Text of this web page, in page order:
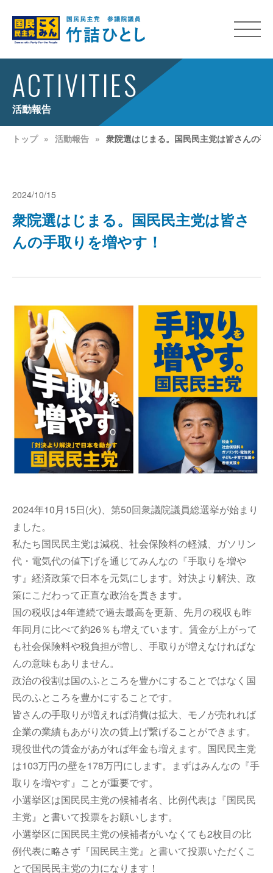
ACTIVITIES
活動報告
トップ 活動報告 衆院選はじまる。国民民主党は皆さんの手
2024/10/15
衆院選はじまる。国民民主党は皆さ
んの手取りを増やす！
2024年10月15日(火)、第50回衆議院議員総選挙が始まり
ました。
私たち国民民主党は減税、社会保険料の軽減、ガソリン
代・電気代の値下げを通じてみんなの『手取りを増や
す』経済政策で日本を元気にします。対決より解決、政
策にこだわって正直な政治を貫きます。
国の税収は4年連続で過去最高を更新、先月の税収も昨
年同月に比べて約26％も増えています。賃金が上がって
も社会保険料や税負担が増し、手取りが増えなければな
んの意味もありません。
政治の役割は国のふところを豊かにすることではなく国
民のふところを豊かにすることです。
皆さんの手取りが増えれば消費は拡大、モノが売れれば
企業の業績もあがり次の賃上げ繋げることができます。
現役世代の賃金があがれば年金も増えます。国民民主党
は103万円の壁を178万円にします。まずはみんなの『手
取りを増やす』ことが重要です。
小選挙区は国民民主党の候補者名、比例代表は『国民民
主党』と書いて投票をお願いします。
小選挙区に国民民主党の候補者がいなくても2枚目の比
例代表に略さず『国民民主党』と書いて投票いただくこ
とで国民民主党の力になります！